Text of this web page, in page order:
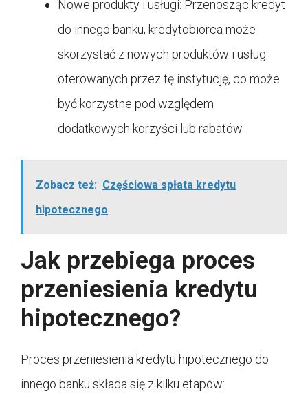
Nowe produkty i usługi: Przenosząc kredyt
do innego banku, kredytobiorca może
skorzystać z nowych produktów i usług
oferowanych przez tę instytucję, co może
być korzystne pod względem
dodatkowych korzyści lub rabatów.
Zobacz też: Częściowa spłata kredytu
hipotecznego
Jak przebiega proces
przeniesienia kredytu
hipotecznego?
Proces przeniesienia kredytu hipotecznego do
innego banku składa się z kilku etapów: